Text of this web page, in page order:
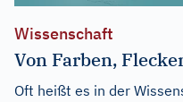
Wissenschaft
Von Farben,
Oft heißt es in der